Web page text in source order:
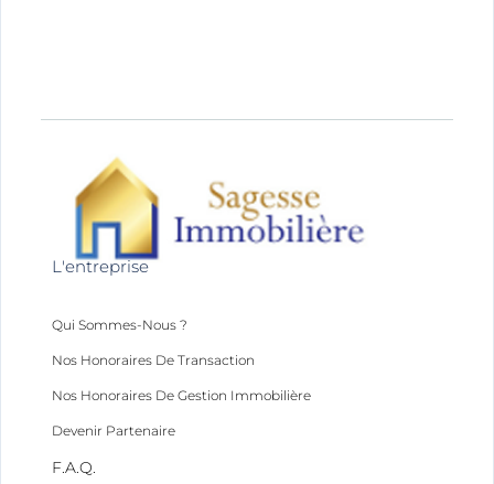
L'entreprise
Qui Sommes-Nous ?
Nos Honoraires De Transaction
Nos Honoraires De Gestion Immobilière
Devenir Partenaire
F.A.Q.